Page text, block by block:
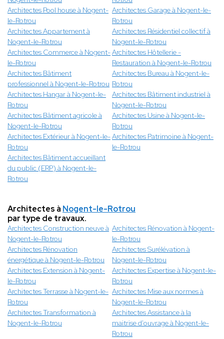
Architectes Pool house à Nogent-
le-Rotrou
Architectes Garage à Nogent-le-
Rotrou
Architectes Appartement à
Nogent-le-Rotrou
Architectes Résidentiel collectif à
Nogent-le-Rotrou
Architectes Commerce à Nogent-
le-Rotrou
Architectes Hôtellerie -
Restauration à Nogent-le-Rotrou
Architectes Bâtiment
professionnel à Nogent-le-Rotrou
Architectes Bureau à Nogent-le-
Rotrou
Architectes Hangar à Nogent-le-
Rotrou
Architectes Bâtiment industriel à
Nogent-le-Rotrou
Architectes Bâtiment agricole à
Nogent-le-Rotrou
Architectes Usine à Nogent-le-
Rotrou
Architectes Extérieur à Nogent-le-
Rotrou
Architectes Patrimoine à Nogent-
le-Rotrou
Architectes Bâtiment accueillant
du public (ERP) à Nogent-le-
Rotrou
Architectes à Nogent-le-Rotrou
par type de travaux.
Architectes Construction neuve à
Nogent-le-Rotrou
Architectes Rénovation à Nogent-
le-Rotrou
Architectes Rénovation
énergétique à Nogent-le-Rotrou
Architectes Surélévation à
Nogent-le-Rotrou
Architectes Extension à Nogent-
le-Rotrou
Architectes Expertise à Nogent-le-
Rotrou
Architectes Terrasse à Nogent-le-
Rotrou
Architectes Mise aux normes à
Nogent-le-Rotrou
Architectes Transformation à
Nogent-le-Rotrou
Architectes Assistance à la
maitrise d'ouvrage à Nogent-le-
Rotrou